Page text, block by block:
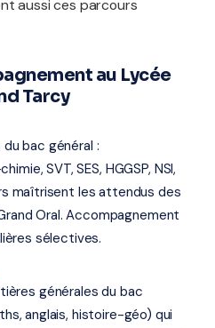
aussi ces parcours
au Lycée
Tarcy
bac général :
SVT, SES, HGGSP, NSI,
maîtrisent les attendus des
Oral. Accompagnement
sélectives.
générales du bac
anglais, histoire-géo) qui